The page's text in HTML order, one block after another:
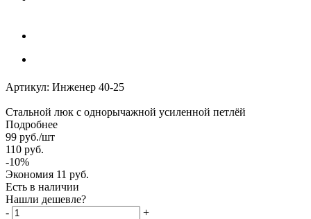
Артикул: Инженер 40-25
Стальной люк с однорычажной усиленной петлёй
Подробнее
99 руб./шт
110 руб.
-10%
Экономия 11 руб.
Есть в наличии
Нашли дешевле?
-
+